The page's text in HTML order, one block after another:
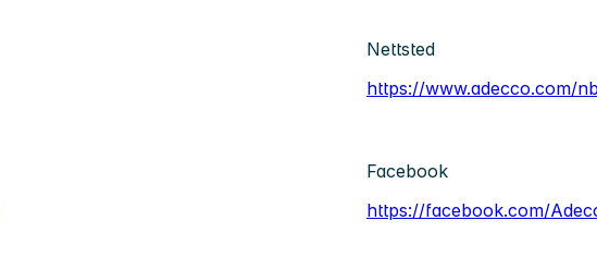
Nettsted
https://www.adecco.com/
Facebook
https://facebook.com/